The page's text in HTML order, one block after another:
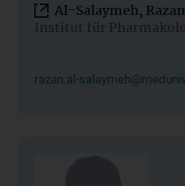
Al-Salaymeh,
Institut für
razan.al-